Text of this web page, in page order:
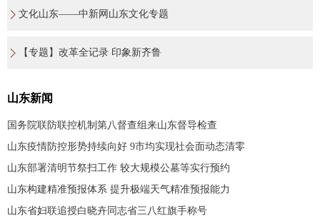
文化山东——中新网山东文化专题
【专题】改革全记录 印象新齐鲁
山东新闻
国务院联防联控机制第八督查组来山东督导检查
山东疫情防控形势持续向好 9市均实现社会面动态清零
山东部署清明节祭扫工作 较大规模公墓等实行预约
山东构建精准预报体系 提升极端天气精准预报能力
山东省妇联追授白晓卉同志省三八红旗手称号